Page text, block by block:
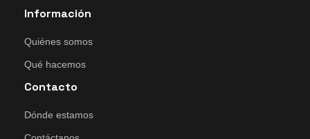
Información
Quiénes somos
Qué hacemos
Contacto
Dónde estamos